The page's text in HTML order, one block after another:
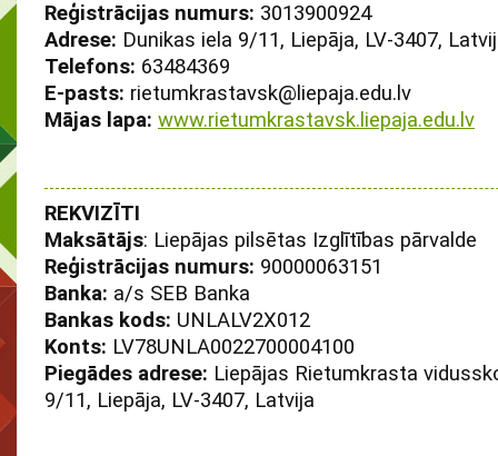
Reģistrācijas numurs: 3013900924
Adrese: Dunikas iela 9/11, Liepāja, LV-3407,
Telefons: 63484369
E-pasts: rietumkrastavsk@liepaja.edu.lv
Mājas lapa: www.rietumkrastavsk.liepaja.edu.lv
REKVIZĪTI
Maksātājs: Liepājas pilsētas Izglītības pārvalde
Reģistrācijas numurs: 90000063151
Banka: a/s SEB Banka
Bankas kods: UNLALV2X012
Konts: LV78UNLA0022700004100
Piegādes adrese: Liepājas Rietumkrasta
9/11, Liepāja, LV-3407, Latvija